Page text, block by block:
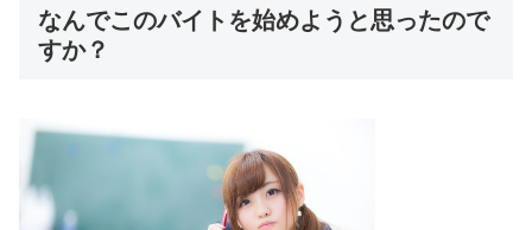
なんでこのバイトを始めようと思ったので
すか？